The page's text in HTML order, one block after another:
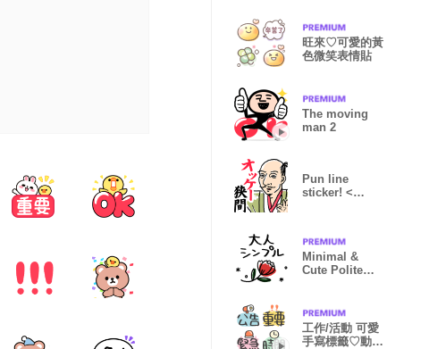
旺來♡可愛的黃
色微笑表情貼
The moving
man 2
Pun line
sticker! <
Minimal &
Cute Polite
工作/活動 可愛
手寫標籤♡動態